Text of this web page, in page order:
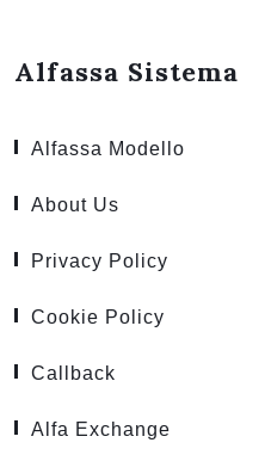
Alfassa Sistema
Alfassa Modello
About Us
Privacy Policy
Cookie Policy
Callback
Alfa Exchange